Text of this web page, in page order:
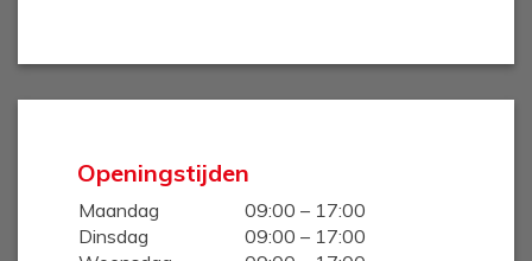
Openingstijden
Maandag
09:00 – 17:00
Dinsdag
09:00 – 17:00